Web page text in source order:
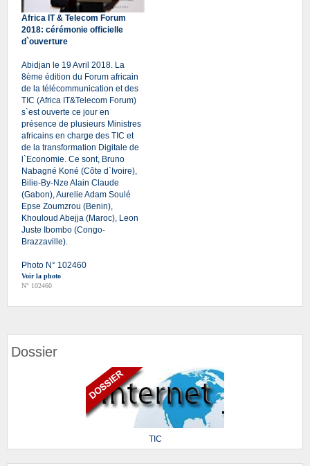
Africa IT & Telecom Forum
2018: cérémonie officielle
d`ouverture
Abidjan le 19 Avril 2018. La
8ème édition du Forum africain
de la télécommunication et des
TIC (Africa IT&Telecom Forum)
s`est ouverte ce jour en
présence de plusieurs Ministres
africains en charge des TIC et
de la transformation Digitale de
l`Economie. Ce sont, Bruno
Nabagné Koné (Côte d`Ivoire),
Bilie-By-Nze Alain Claude
(Gabon), Aurelie Adam Soulé
Epse Zoumzrou (Benin),
Khouloud Abejja (Maroc), Leon
Juste Ibombo (Congo-
Brazzaville).
Photo N° 102460
Voir la photo
N° 102460
Dossier
TIC